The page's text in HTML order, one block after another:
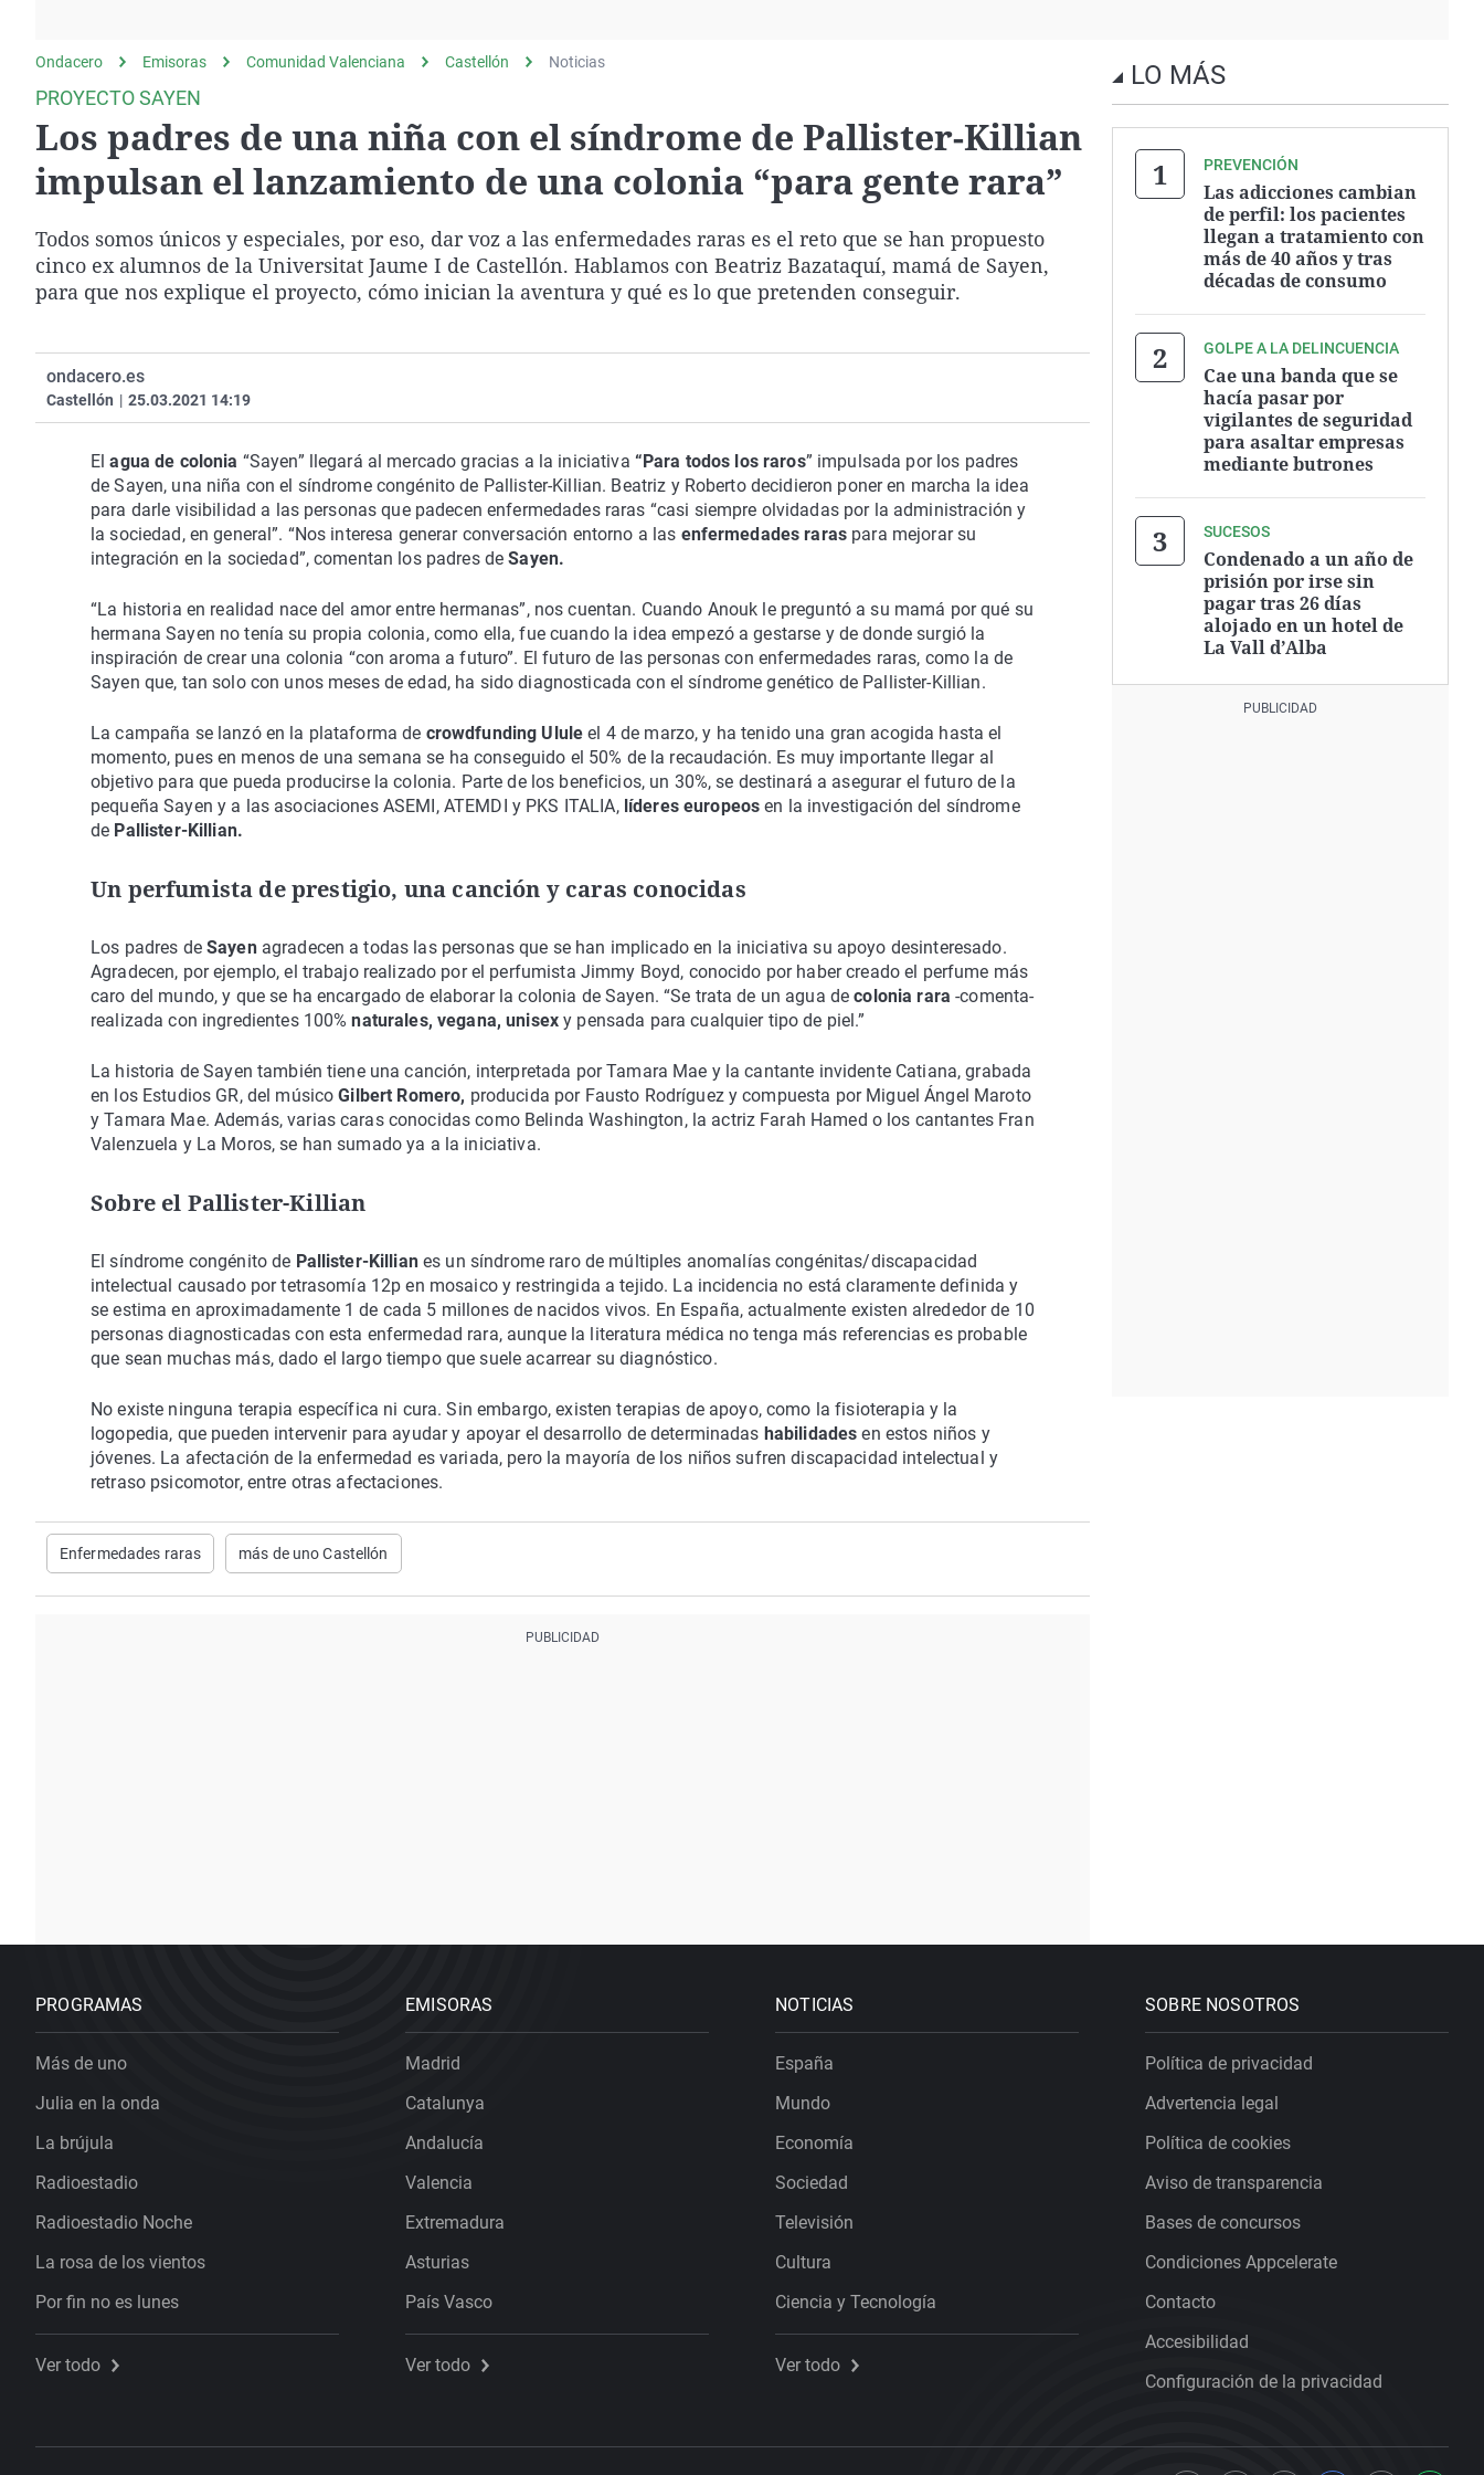
gato
Operación Viuda
Negra
Navarra
Ondacero Emisoras Comunidad Valenciana Castellón Noticias
PROYECTO SAYEN
Los padres de una niña con el síndrome de Pallister-Killian
impulsan el lanzamiento de una colonia “para gente rara”
Todos somos únicos y especiales, por eso, dar voz a las enfermedades raras es el reto que se han propuesto
cinco ex alumnos de la Universitat Jaume I de Castellón. Hablamos con Beatriz Bazataquí, mamá de Sayen,
para que nos explique el proyecto, cómo inician la aventura y qué es lo que pretenden conseguir.
ondacero.es
Castellón | 25.03.2021 14:19
Elagua de colonia “Sayen” llegará al mercado gracias a la iniciativa “Para todos los raros” impulsada por los padres
de Sayen, una niña con el síndrome congénito de Pallister-Killian. Beatriz y Roberto decidieron poner en marcha la idea
para darle visibilidad a las personas que padecen enfermedades raras “casi siempre olvidadas por la administración y
la sociedad, en general”. “Nos interesa generar conversación entorno a las enfermedades raras para mejorar su
integración en la sociedad”, comentan los padres deSayen.
“La historia en realidad nace del amor entre hermanas”, nos cuentan. Cuando Anouk le preguntó a su mamá por qué su
hermana Sayen no tenía su propia colonia, como ella, fue cuando la idea empezó a gestarse y de donde surgió la
inspiración de crear una colonia “con aroma a futuro”. El futuro de las personas con enfermedades raras, como la de
Sayen que, tan solo con unos meses de edad, ha sido diagnosticada con el síndrome genético de Pallister-Killian.
La campaña se lanzó en la plataforma de crowdfunding Ulule el 4 de marzo, y ha tenido una gran acogida hasta el
momento, pues en menos de una semana se ha conseguido el 50% de la recaudación. Es muy importante llegar al
objetivo para que pueda producirse la colonia. Parte de los beneficios, un 30%, se destinará a asegurar el futuro de la
pequeña Sayen y a las asociaciones ASEMI, ATEMDI y PKS ITALIA, líderes europeosen la investigación del síndrome
de Pallister-Killian.
Un perfumista de prestigio, una canción y caras conocidas
Los padres deSayen agradecen a todas las personas que se han implicado en la iniciativa su apoyo desinteresado.
Agradecen, por ejemplo, el trabajo realizado por el perfumista Jimmy Boyd, conocido por haber creado el perfume más
caro del mundo, y que se ha encargado de elaborar la colonia de Sayen. “Se trata de un agua decolonia rara-comenta-
realizada con ingredientes 100%naturales, vegana, unisexy pensada para cualquier tipo de piel.”
La historia de Sayen también tiene una canción, interpretada por Tamara Mae y la cantante invidente Catiana, grabada
en los Estudios GR, del músico Gilbert Romero, producida por Fausto Rodríguez y compuesta por Miguel Ángel Maroto
y Tamara Mae. Además, varias caras conocidas como Belinda Washington, la actriz Farah Hamed o los cantantes Fran
Valenzuela y La Moros, se han sumado ya a la iniciativa.
Sobre el Pallister-Killian
El síndrome congénito de Pallister-Killianes un síndrome raro de múltiples anomalías congénitas/discapacidad
intelectual causado por tetrasomía 12p en mosaico y restringida a tejido. La incidencia no está claramente definida y
se estima en aproximadamente 1 de cada 5 millones de nacidos vivos. En España, actualmente existen alrededor de 10
personas diagnosticadas con esta enfermedad rara, aunque la literatura médica no tenga más referencias es probable
que sean muchas más, dado el largo tiempo que suele acarrear su diagnóstico.
No existe ninguna terapia específica ni cura. Sin embargo, existen terapias de apoyo, como la fisioterapia y la
logopedia, que pueden intervenir para ayudar y apoyar el desarrollo de determinadas habilidades en estos niños y
jóvenes. La afectación de la enfermedad es variada, pero la mayoría de los niños sufren discapacidad intelectual y
retraso psicomotor, entre otras afectaciones.
Enfermedades raras más de uno Castellón
LO MÁS
PREVENCIÓN
Las adicciones cambian
de perfil: los pacientes
llegan a tratamiento con
más de 40 años y tras
décadas de consumo
GOLPE A LA DELINCUENCIA
Cae una banda que se
hacía pasar por
vigilantes de seguridad
para asaltar empresas
mediante butrones
SUCESOS
Condenado a un año de
prisión por irse sin
pagar tras 26 días
alojado en un hotel de
La Vall d’Alba
PROGRAMAS
Más de uno
Julia en la onda
La brújula
Radioestadio
Radioestadio Noche
La rosa de los vientos
Por fin no es lunes
Ver todo
EMISORAS
Madrid
Catalunya
Andalucía
Valencia
Extremadura
Asturias
País Vasco
Ver todo
NOTICIAS
España
Mundo
Economía
Sociedad
Televisión
Cultura
Ciencia y Tecnología
Ver todo
SOBRE NOSOTROS
Política de privacidad
Advertencia legal
Política de cookies
Aviso de transparencia
Bases de concursos
Condiciones Appcelerate
Contacto
Accesibilidad
Configuración de la privacidad